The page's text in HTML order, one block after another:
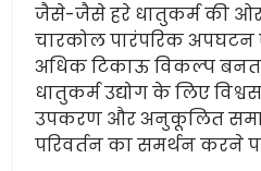
जैसे-जैसे हरे धातुकर्म की ओर
चारकोल पारंपरिक
अधिक टिकाऊ विकल्प
धातुकर्म उद्योग के लिए
उपकरण और अनुकूलित
परिवर्तन का समर्थन करने